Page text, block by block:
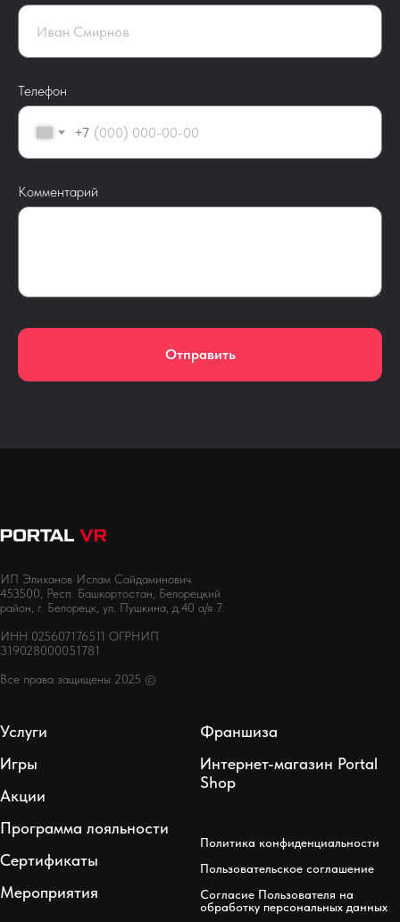
Телефон
+7
Комментарий
Отправить
ИП Элиханов Ислам Сайдаминович
453500, Респ. Башкортостан, Белорецкий
район, г. Белорецк, ул. Пушкина, д.40 а/я 7.
ИНН 025607176511 ОГРНИП
319028000051781
Все права защищены 2025 ©
Услуги
Игры
Акции
Программа лояльности
Сертификаты
Мероприятия
Франшиза
Интернет-магазин Portal
Shop
Политика конфиденциальности
Пользовательское соглашение
Согласие Пользователя на
обработку персональных данных